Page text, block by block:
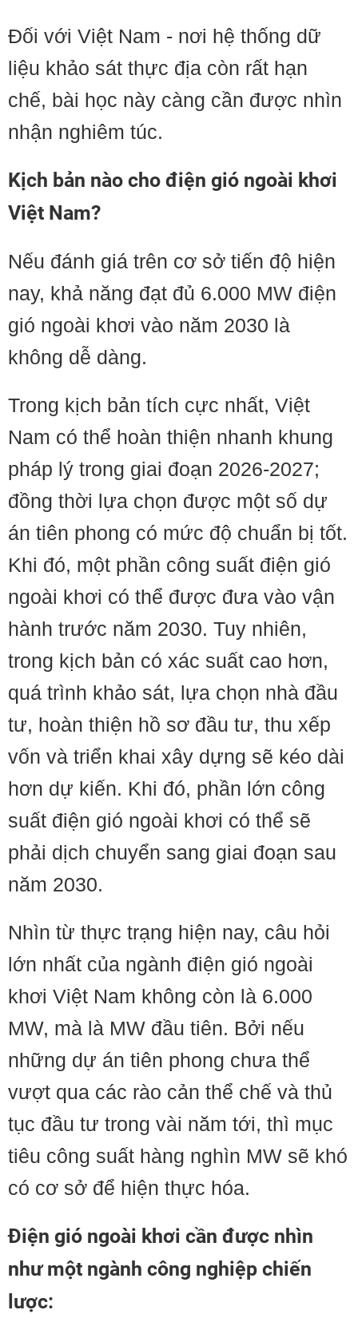
Đối với Việt Nam - nơi hệ thống dữ
liệu khảo sát thực địa còn rất hạn
chế, bài học này càng cần được nhìn
nhận nghiêm túc.
Kịch bản nào cho điện gió ngoài khơi
Việt Nam?
Nếu đánh giá trên cơ sở tiến độ hiện
nay, khả năng đạt đủ 6.000 MW điện
gió ngoài khơi vào năm 2030 là
không dễ dàng.
Trong kịch bản tích cực nhất, Việt
Nam có thể hoàn thiện nhanh khung
pháp lý trong giai đoạn 2026-2027;
đồng thời lựa chọn được một số dự
án tiên phong có mức độ chuẩn bị tốt.
Khi đó, một phần công suất điện gió
ngoài khơi có thể được đưa vào vận
hành trước năm 2030. Tuy nhiên,
trong kịch bản có xác suất cao hơn,
quá trình khảo sát, lựa chọn nhà đầu
tư, hoàn thiện hồ sơ đầu tư, thu xếp
vốn và triển khai xây dựng sẽ kéo dài
hơn dự kiến. Khi đó, phần lớn công
suất điện gió ngoài khơi có thể sẽ
phải dịch chuyển sang giai đoạn sau
năm 2030.
Nhìn từ thực trạng hiện nay, câu hỏi
lớn nhất của ngành điện gió ngoài
khơi Việt Nam không còn là 6.000
MW, mà là MW đầu tiên. Bởi nếu
những dự án tiên phong chưa thể
vượt qua các rào cản thể chế và thủ
tục đầu tư trong vài năm tới, thì mục
tiêu công suất hàng nghìn MW sẽ khó
có cơ sở để hiện thực hóa.
Điện gió ngoài khơi cần được nhìn
như một ngành công nghiệp chiến
lược: